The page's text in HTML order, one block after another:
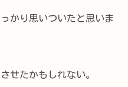
かり思いついたと思いま
せたかもしれない。